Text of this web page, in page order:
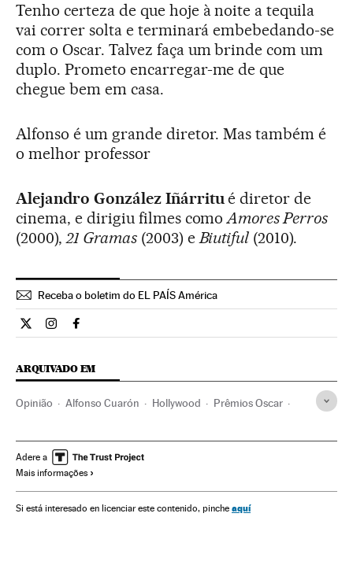
Tenho certeza de que hoje à noite a tequila
vai correr solta e terminará embebedando-se
com o Oscar. Talvez faça um brinde com um
duplo. Prometo encarregar-me de que
chegue bem em casa.
Alfonso é um grande diretor. Mas também é
o melhor professor
Alejandro González Iñárritué diretor de
cinema, e dirigiu filmes comoAmores Perros
(2000),21 Gramas(2003) eBiutiful (2010).
Receba o boletim do EL PAÍS América
Cultura El País Brasil en Twitter
Cultura El País Brasil en Instagram
Cultura El País Brasil en Facebook
ARQUIVADO EM
Opinião Alfonso Cuarón Hollywood Prêmios Oscar
Cinema dos Estados Unidos
Cultura
Adere a
Mais informações
Si está interesado en licenciar este contenido, pinche aquí